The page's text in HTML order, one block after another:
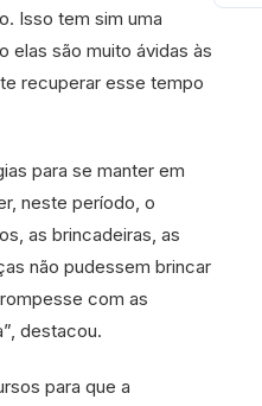
Isso tem sim uma
elas são muito ávidas às
recuperar esse tempo
para se manter em
neste período, o
as brincadeiras, as
não pudessem brincar
com as
destacou.
para que a